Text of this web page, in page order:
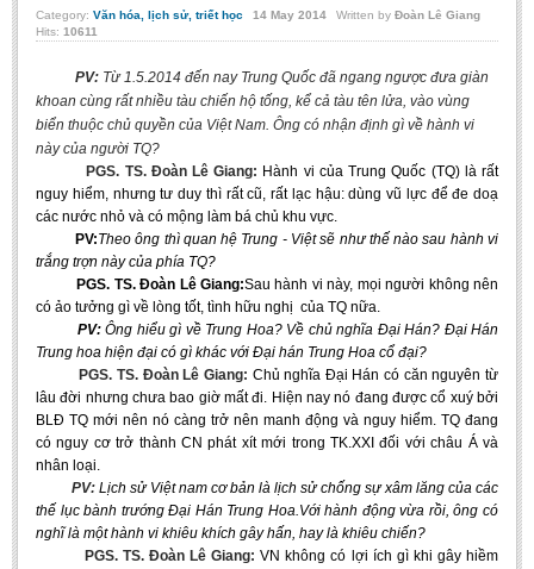
Department of Sinology-Nom Studies
Department of Arts Studies
Center of Sinology and Nom Studies
Images - Events
ACADEMIC
Undergraduate: Regular Degree
Undergraduate: Honor Degree
Postgraduate
LITERARY WRITINGS & TRANSLATING
RESEARCH
Sinology & Nom
Linguistics
Vietnamese Folk Culture
Literary Theory & Criticism
Category: Văn hóa, lịch sử, triết học 14 May 2014 Written by Đoàn Lê Giang
Hits: 10611
PV: Từ 1.5.2014 đến nay Trung Quốc đã ngang ngược đưa giàn
khoan cùng rất nhiều tàu chiến hộ tống, kể cả tàu tên lửa, vào vùng
biển thuộc chủ quyền của Việt Nam. Ông có nhận định gì về hành vi
này của người TQ?
PGS. TS. Đoàn Lê Giang: Hành vi của Trung Quốc (TQ) là rất
nguy hiểm, nhưng tư duy thì rất cũ, rất lạc hậu: dùng vũ lực để đe doạ
các nước nhỏ và có mộng làm bá chủ khu vực.
PV:Theo ông thì quan hệ Trung - Việt sẽ như thế nào sau hành vi
trắng trợn này của phía TQ?
PGS. TS. Đoàn Lê Giang:Sau hành vi này, mọi người không nên
có ảo tưởng gì về lòng tốt, tình hữu nghị của TQ nữa.
PV:Ông hiểu gì về Trung Hoa? Về chủ nghĩa Đại Hán? Đại Hán
Trung hoa hiện đại có gì khác với Đại hán Trung Hoa cổ đại?
PGS. TS. Đoàn Lê Giang: Chủ nghĩa Đại Hán có căn nguyên từ
lâu đời nhưng chưa bao giờ mất đi. Hiện nay nó đang được cổ xuý bởi
BLĐ TQ mới nên nó càng trở nên manh động và nguy hiểm. TQ đang
có nguy cơ trở thành CN phát xít mới trong TK.XXI đối với châu Á và
nhân loại.
PV: Lịch sử Việt nam cơ bản là lịch sử chống sự xâm lăng của các
thế lục bành trướng Đại Hán Trung Hoa.Với hành động vừa rồi, ông có
nghĩ là một hành vi khiêu khích gây hấn, hay là khiêu chiến?
PGS. TS. Đoàn Lê Giang: VN không có lợi ích gì khi gây hiềm